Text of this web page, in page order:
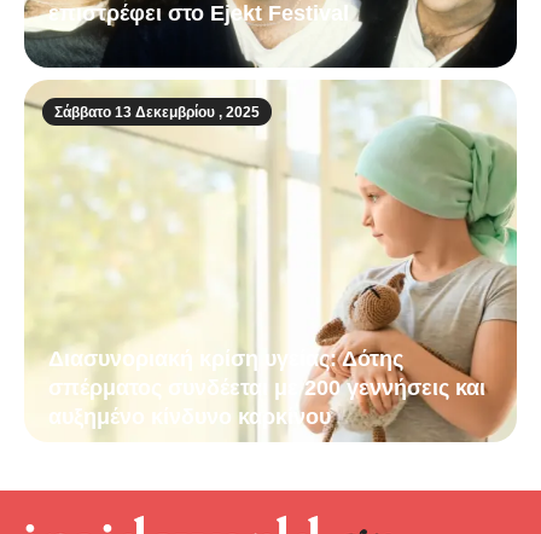
επιστρέφει στο Ejekt Festival
Σάββατο 13 Δεκεμβρίου , 2025
Διασυνοριακή κρίση υγείας: Δότης
σπέρματος συνδέεται με 200 γεννήσεις και
αυξημένο κίνδυνο καρκίνου